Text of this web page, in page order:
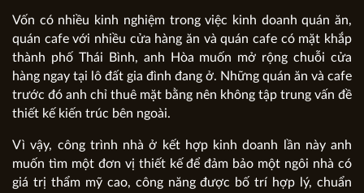
Vốn có nhiều kinh nghiệm trong việc kinh doanh quán ăn,
quán cafe với nhiều cửa hàng ăn và quán cafe có mặt khắp
thành phố Thái Bình, anh Hòa muốn mở rộng chuỗi cửa
hàng ngay tại lô đất gia đình đang ở. Những quán ăn và cafe
trước đó anh chỉ thuê mặt bằng nên không tập trung vấn đề
thiết kế kiến trúc bên ngoài.
Vì vậy, công trình nhà ở kết hợp kinh doanh lần này anh
muốn tìm một đơn vị thiết kế để đảm bảo một ngôi nhà có
giá trị thẩm mỹ cao, công năng được bố trí hợp lý, chuẩn